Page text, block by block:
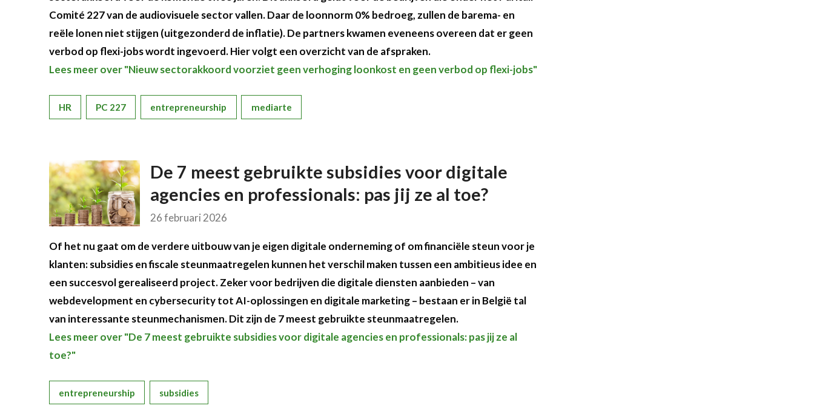
Comité 227 van de audiovisuele sector vallen. Daar de loonnorm 0% bedroeg, zullen de barema- en
reële lonen niet stijgen (uitgezonderd de inflatie). De partners kwamen eveneens overeen dat er geen
verbod op flexi-jobs wordt ingevoerd. Hier volgt een overzicht van de afspraken.
Lees meer over "Nieuw sectorakkoord voorziet geen verhoging loonkost en geen verbod op flexi-jobs"
HR PC 227 entrepreneurship mediarte
De 7 meest gebruikte subsidies voor digitale
agencies en professionals: pas jij ze al toe?
26 februari 2026
Of het nu gaat om de verdere uitbouw van je eigen digitale onderneming of om financiële steun voor je
klanten: subsidies en fiscale steunmaatregelen kunnen het verschil maken tussen een ambitieus idee en
een succesvol gerealiseerd project. Zeker voor bedrijven die digitale diensten aanbieden – van
webdevelopment en cybersecurity tot AI-oplossingen en digitale marketing – bestaan er in België tal
van interessante steunmechanismen. Dit zijn de 7 meest gebruikte steunmaatregelen.
Lees meer over "De 7 meest gebruikte subsidies voor digitale agencies en professionals: pas jij ze al
toe?"
entrepreneurship subsidies